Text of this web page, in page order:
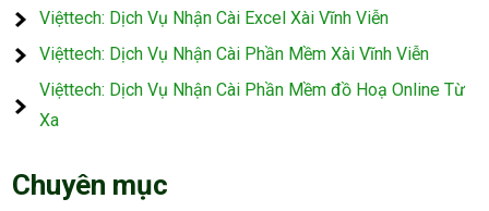
Việttech: Dịch Vụ Nhận Cài Excel Xài Vĩnh Viễn
Việttech: Dịch Vụ Nhận Cài Phần Mềm Xài Vĩnh Viễn
Việttech: Dịch Vụ Nhận Cài Phần Mềm đồ Hoạ Online Từ
Xa
Chuyên mục